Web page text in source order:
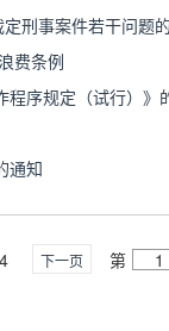
刑事案件若干问题
费条例
程序规定（试行）》
通知
4 下一页 第